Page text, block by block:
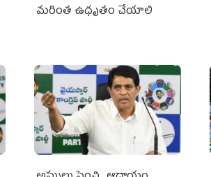
మరింత ఉధృతం చేయాలి